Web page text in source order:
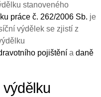
stanoveného
práce č. 262/2006 Sb. je
výdělek se zjistí z
pojištění a daně